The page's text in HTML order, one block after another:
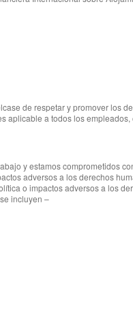
de respetar y promover los
a todos los
y estamos comprometidos
adversos a los derechos
o impactos adversos a los
incluyen –